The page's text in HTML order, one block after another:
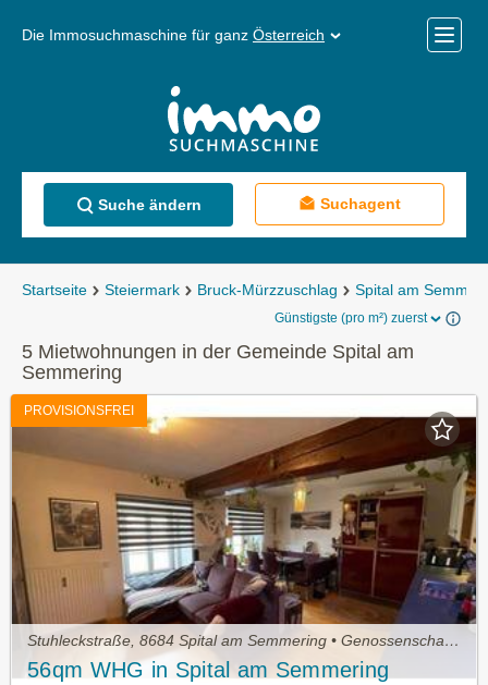
Die Immosuchmaschine für ganz Österreich
Menü
Suche ändern Suchagent
Startseite Steiermark Bruck-Mürzzuschlag Spital am
Günstigste (pro m²) zuerst
5 Mietwohnungen in der Gemeinde Spital am
Semmering
PROVISIONSFREI
Stuhleckstraße, 8684 Spital am Semmering • Genossenschaftswohnung
56qm WHG in Spital am Semmering